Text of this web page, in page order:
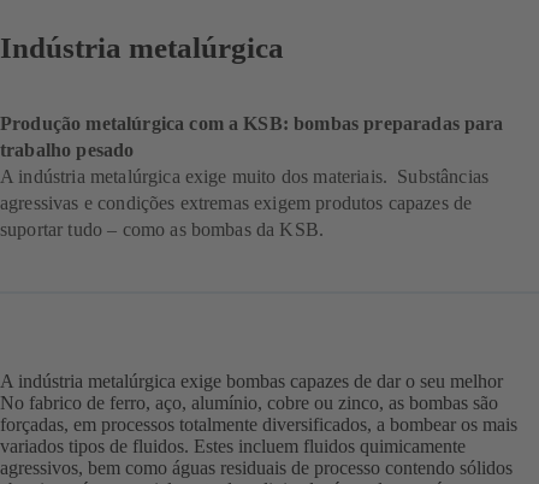
Indústria metalúrgica
Produção metalúrgica com a KSB: bombas preparadas para
trabalho pesado
A indústria metalúrgica exige muito dos materiais. Substâncias
agressivas e condições extremas exigem produtos capazes de
suportar tudo – como as bombas da KSB.
A indústria metalúrgica exige bombas capazes de dar o seu melhor
No fabrico de ferro, aço, alumínio, cobre ou zinco, as bombas são
forçadas, em processos totalmente diversificados, a bombear os mais
variados tipos de fluidos. Estes incluem fluidos quimicamente
agressivos, bem como águas residuais de processo contendo sólidos